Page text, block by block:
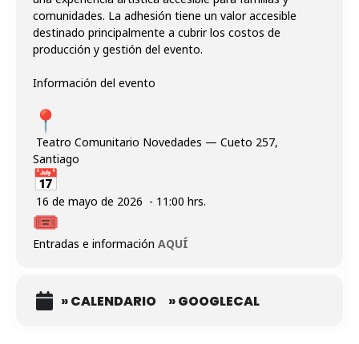
comunidades. La adhesión tiene un valor accesible
destinado principalmente a cubrir los costos de
producción y gestión del evento.
Información del evento
Teatro Comunitario Novedades — Cueto 257,
Santiago
16 de mayo de 2026 - 11:00 hrs.
Entradas e información AQUÍ
» CALENDARIO » GOOGLECAL